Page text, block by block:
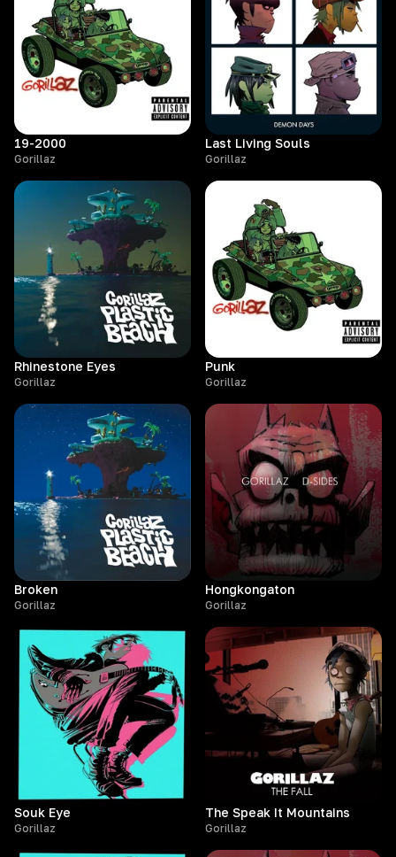
19-2000
Gorillaz
Last Living Souls
Gorillaz
Rhinestone Eyes
Gorillaz
Punk
Gorillaz
Broken
Gorillaz
Hongkongaton
Gorillaz
Souk Eye
Gorillaz
The Speak It Mountains
Gorillaz